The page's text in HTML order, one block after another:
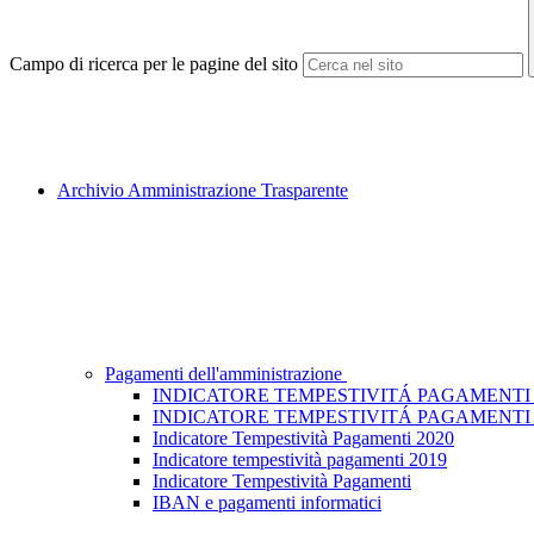
Campo di ricerca per le pagine del sito
Archivio Amministrazione Trasparente
Pagamenti dell'amministrazione
INDICATORE TEMPESTIVITÁ PAGAMENTI
INDICATORE TEMPESTIVITÁ PAGAMENTI
Indicatore Tempestività Pagamenti 2020
Indicatore tempestività pagamenti 2019
Indicatore Tempestività Pagamenti
IBAN e pagamenti informatici